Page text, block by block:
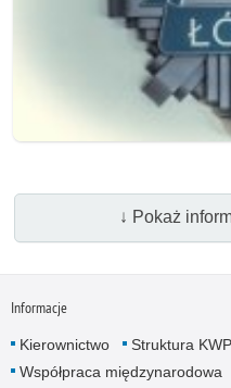
↓ Pokaż
Informacje
Kierownictwo Struktura
Współpraca międzynarodowa